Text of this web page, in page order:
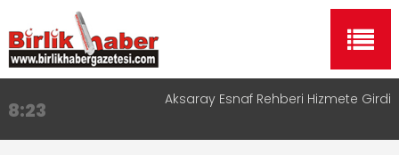
8:23 Aksaray Esnaf Rehberi Hizmete Girdi
Birlikhaber.com Yayın Hayatına Başladı | Hızlı ve